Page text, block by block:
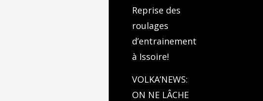
Reprise des
roulages
d’entrainement
à Issoire!
VOLKA’NEWS:
ON NE LÂCHE